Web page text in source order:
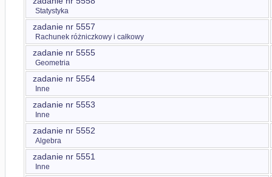
Statystyka
zadanie nr 5557
Rachunek różniczkowy i całkowy
zadanie nr 5555
Geometria
zadanie nr 5554
Inne
zadanie nr 5553
Inne
zadanie nr 5552
Algebra
zadanie nr 5551
Inne